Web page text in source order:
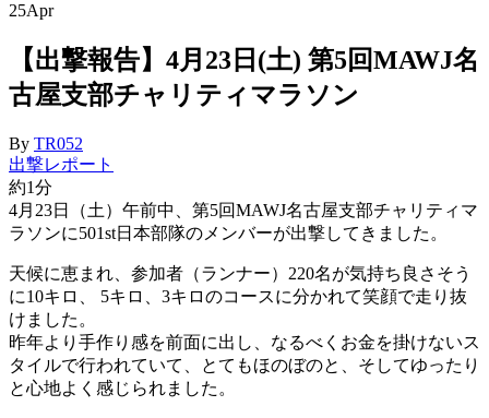
25Apr
【出撃報告】4月23日(土) 第5回MAWJ名
古屋支部チャリティマラソン
By TR052
出撃レポート
約1分
4月23日（土）午前中、第5回MAWJ名古屋支部チャリティマ
ラソンに501st日本部隊のメンバーが出撃してきました。
天候に恵まれ、参加者（ランナー）220名が気持ち良さそう
に10キロ、 5キロ、3キロのコースに分かれて笑顔で走り抜
けました。
昨年より手作り感を前面に出し、なるべくお金を掛けないス
タイルで行われていて、とてもほのぼのと、そしてゆったり
と心地よく感じられました。